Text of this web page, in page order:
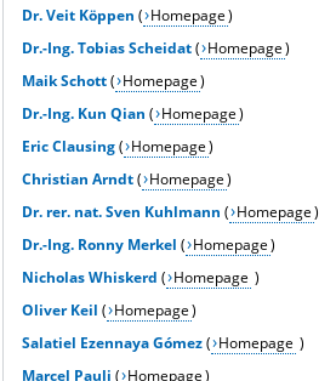
Dr. Veit Köppen ( Homepage)
Dr.-Ing.Tobias Scheidat( Homepage)
Maik Schott( Homepage)
Dr.-Ing.Kun Qian ( Homepage)
Eric Clausing( Homepage)
Christian Arndt( Homepage)
Dr. rer. nat. Sven Kuhlmann ( Homepage)
Dr.-Ing. Ronny Merkel ( Homepage)
Nicholas Whiskerd ( Homepage )
Oliver Keil ( Homepage)
Salatiel Ezennaya Gómez( Homepage )
Marcel Pauli ( Homepage)